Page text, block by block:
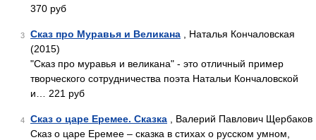
370 руб
3 Сказ про Муравья и Великана , Наталья Кончаловская
(2015)
"Сказ про муравья и великана" - это отличный пример
творческого сотрудничества поэта Натальи Кончаловской
и… 221 руб
4 Сказ о царе Еремее. Сказка , Валерий Павлович Щербаков
Сказ о царе Еремее – сказка в стихах о русском умном,